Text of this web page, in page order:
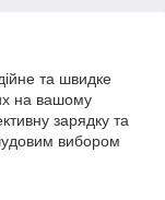
та швидке
на вашому
зарядку та
вибором